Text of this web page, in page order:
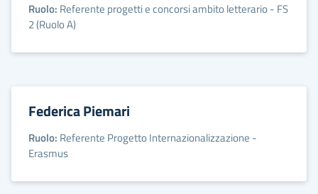
Ruolo: Referente progetti e concorsi ambito letterario - FS
2 (Ruolo A)
Federica Piemari
Ruolo: Referente Progetto Internazionalizzazione -
Erasmus